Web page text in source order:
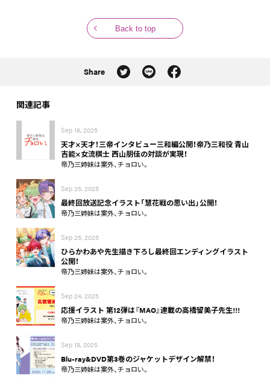
Back to top
Share
関連記事
Sep 18, 2025
天才×天才！三帝インタビュー三和編公開！帝乃三和役 青山
吉能×女流棋士 西山朋佳の対談が実現！
帝乃三姉妹は案外、チョロい。
Sep 25, 2025
最終回放送記念イラスト「慧花戦の思い出」公開！
帝乃三姉妹は案外、チョロい。
Sep 25, 2025
ひらかわあや先生描き下ろし最終回エンディングイラスト
公開！
帝乃三姉妹は案外、チョロい。
Sep 24, 2025
応援イラスト 第12弾は『MAO』連載の高橋留美子先生!!!
帝乃三姉妹は案外、チョロい。
Sep 18, 2025
Blu-ray&DVD第3巻のジャケットデザイン解禁！
帝乃三姉妹は案外、チョロい。